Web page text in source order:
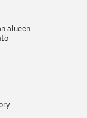
alueen